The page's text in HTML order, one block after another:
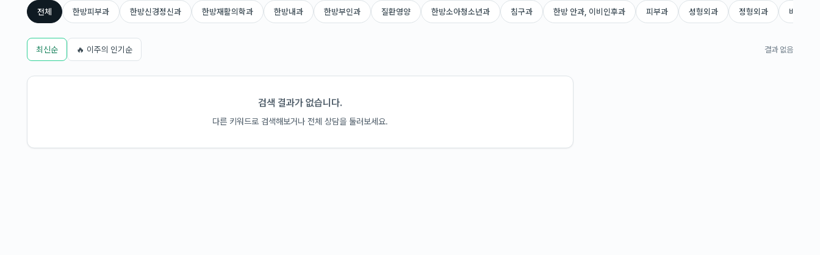
전체 한방피부과 한방신경정신과 한방재활의학과 한방내과 한방부인과 질환영양 한방소아청소년과 침구과 한방 안과, 이비인후과 피부과 성형외과 정형외과 비뇨의학
최신순 🔥 이주의 인기순 결과 없음
검색 결과가 없습니다.
다른 키워드로 검색해보거나 전체 상담을 둘러보세요.